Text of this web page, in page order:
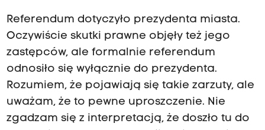
Referendum dotyczyło prezydenta miasta.
Oczywiście skutki prawne objęły też jego
zastępców, ale formalnie referendum
odnosiło się wyłącznie do prezydenta.
Rozumiem, że pojawiają się takie zarzuty, ale
uważam, że to pewne uproszczenie. Nie
zgadzam się z interpretacją, że doszło tu do